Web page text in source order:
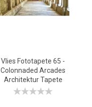
Vlies Fototapete 65 -
Colonnaded Arcades
Architektur Tapete
Arkaden 3D